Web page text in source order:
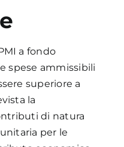
a fondo
spese ammissibili
superiore a
la
di natura
per le